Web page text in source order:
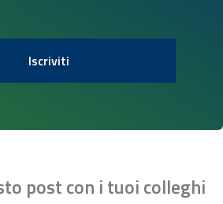
Iscriviti
post con i tuoi colleghi